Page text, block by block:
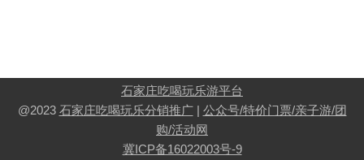
石家庄吃喝玩乐游平台
@2023 石家庄吃喝玩乐分销推广| 公众号/特价门票/亲子游/团
购/活动网
冀ICP备16022003号-9